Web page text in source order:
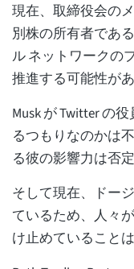
現在、取締役会の
別株の所有者であ
ル ネットワークの
推進する可能性があ
Musk が Twitter の
るつもりなのかは
る彼の影響力は否
そして現在、ドー
ているため、人々
け止めていること